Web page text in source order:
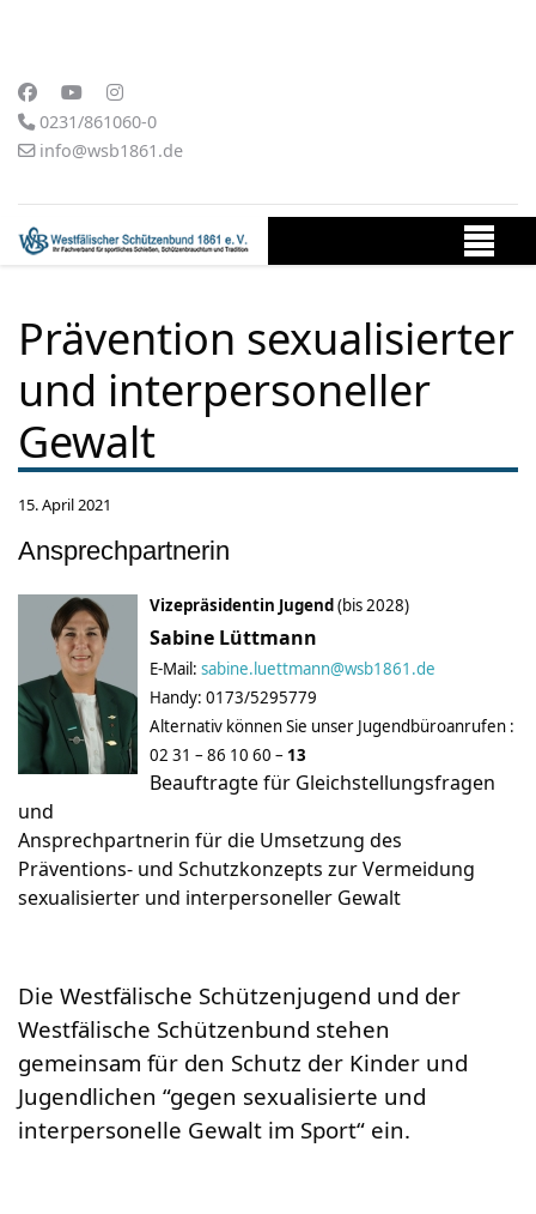
0231/861060-0
info@wsb1861.de
Prävention sexualisierter
und interpersoneller
Gewalt
15. April 2021
Ansprechpartnerin
Vizepräsidentin Jugend(bis 2028)
Sabine Lüttmann
E-Mail: sabine.luettmann@wsb1861.de
Handy: 0173/5295779
Alternativ können Sie unser Jugendbüroanrufen :
02 31 – 86 10 60 – 13
Beauftragte für Gleichstellungsfragen
und
Ansprechpartnerin für die Umsetzung des
Präventions- und Schutzkonzepts zur Vermeidung
sexualisierter und interpersoneller Gewalt
Die Westfälische Schützenjugend und der
Westfälische Schützenbund stehen
gemeinsam für den Schutz der Kinder und
Jugendlichen “gegen sexualisierte und
interpersonelle Gewalt im Sport“ ein.